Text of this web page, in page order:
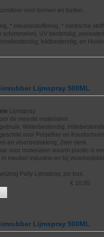
voor binnen en buiten.
* meubelstoffering, * medische
schimmelvrij, UV bestendig,
Inktbestendig, en
Lijmspray 500ML
Lijmspray.
de meeste materialen.
Waterbestendig.
voor Polyether en
en vloerbedekking, Zeer sterk.
voor materialen waarin plastic is
in meubel industrie en bij
Palty Lijmspray; zie bus.
€ 10,95
Lijmspray 500ML